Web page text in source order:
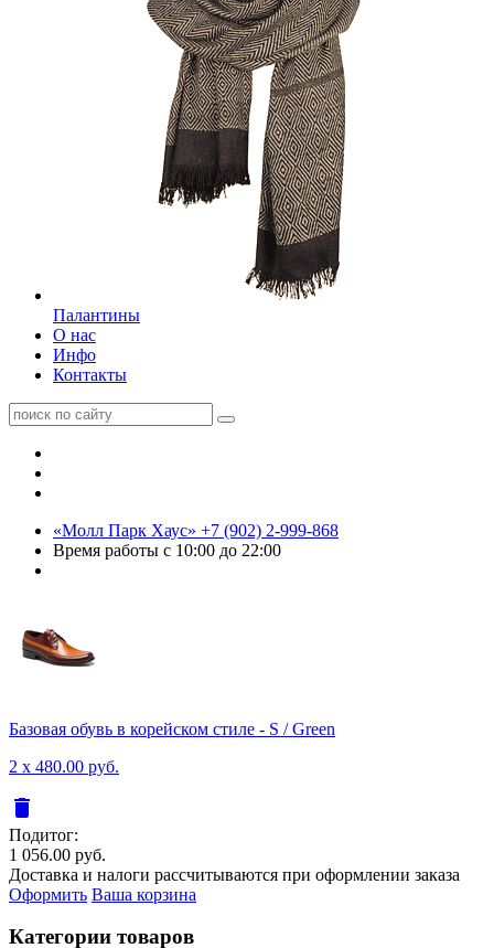
Палантины
О нас
Инфо
Контакты
«Молл Парк Хаус» +7 (902) 2-999-868
Время работы с 10:00 до 22:00
Базовая обувь в корейском стиле - S / Green
2 x 480.00 руб.
delete
Подитог:
1 056.00 руб.
Доставка и налоги рассчитываются при оформлении заказа
Оформить Ваша корзина
Категории товаров